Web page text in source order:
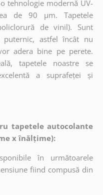
tehnologie modernă UV-
de 90 µm. Tapetele
de vinil). Sunt
astfel încât nu
adera bine pe perete.
tapetele noastre se
a suprafeței și
tapetele autocolante
x înălțime):
în următoarele
fiind compusă din